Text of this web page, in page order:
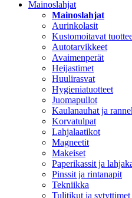
Mainoslahjat
Mainoslahjat
Aurinkolasit
Kustomoitavat
Autotarvikkeet
Avaimenperät
Heijastimet
Huulirasvat
Hygieniatuotteet
Juomapullot
Kaulanauhat ja
Korvatulpat
Lahjalaatikot
Magneetit
Makeiset
Paperikassit ja
Pinssit ja rintanapit
Tekniikka
Tulitikut ja sytyttimet